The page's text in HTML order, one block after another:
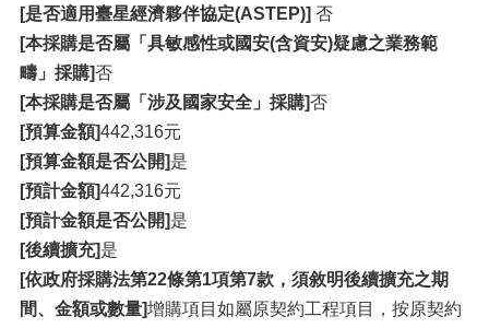
[是否適用臺星經濟夥伴協定(ASTEP)] 否
[本採購是否屬「具敏感性或國安(含資安)疑慮之業務範
疇」採購]否
[本採購是否屬「涉及國家安全」採購]否
[預算金額]442,316元
[預算金額是否公開]是
[預計金額]442,316元
[預計金額是否公開]是
[後續擴充]是
[依政府採購法第22條第1項第7款，須敘明後續擴充之期
間、金額或數量]增購項目如屬原契約工程項目，按原契約